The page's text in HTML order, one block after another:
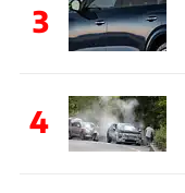
3
4